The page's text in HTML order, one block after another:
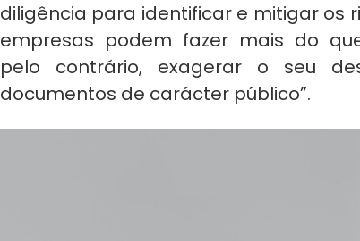
diligência para identificar e mitigar os
empresas podem fazer mais do
pelo contrário, exagerar o seu
documentos de carácter público”.